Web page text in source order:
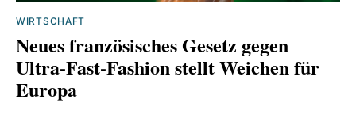
sites/ludwigshafen/news-and-media/news-
releases/2025/11/p-25-220
https://live.deutsche-
boerse.com/nachrichten/ausblick-2026-
WIRTSCHAFT
Neues französisches Gesetz gegen
Ultra-Fast-Fashion stellt Weichen für
Europa